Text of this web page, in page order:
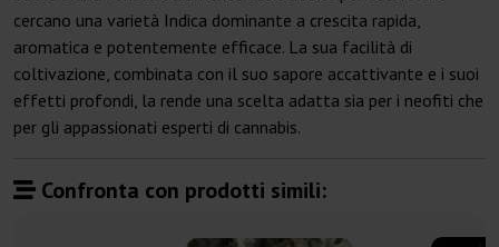
cercano una varietà Indica dominante a crescita rapida,
aromatica e potentemente efficace. La sua facilità di
coltivazione, combinata con il suo sapore accattivante e i suoi
effetti profondi, la rende una scelta adatta sia per i neofiti che
per gli appassionati esperti di cannabis.
Confronta con prodotti simili: